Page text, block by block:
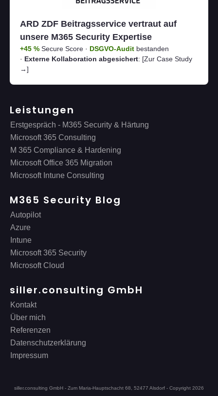
ARD ZDF Beitragsservice vertraut auf
unsere M365 Security Expertise
+45 % Secure Score · DSGVO-Audit bestanden
· Externe Kollaboration abgesichert: [Zur Case Study
→]
Leistungen
Erstgespräch - M365 Security & Härtung
Microsoft 365 Consulting
M 365 Compliance & Hardening
Microsoft Office 365 Migration
Microsoft Intune Consulting
M365 Security Blog
Autopilot
Azure
Intune
Microsoft 365 Security
Microsoft Cloud
siller.consulting GmbH
Kontakt
Über mich
Referenzen
Datenschutzerklärung
Impressum
siller.consulting GmbH - Zum Maria-Hauptschacht 68, 52477 Alsdorf - Copyright 2026